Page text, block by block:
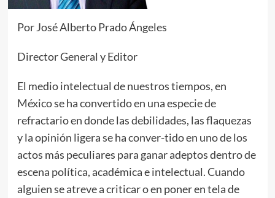
Por José Alberto Prado Ángeles
Director General y Editor
El medio intelectual de nuestros tiempos, en
México se ha convertido en una especie de
refractario en donde las debilidades, las flaquezas
y la opinión ligera se ha conver-tido en uno de los
actos más peculiares para ganar adeptos dentro de
escena política, académica e intelectual. Cuando
alguien se atreve a criticar o en poner en tela de